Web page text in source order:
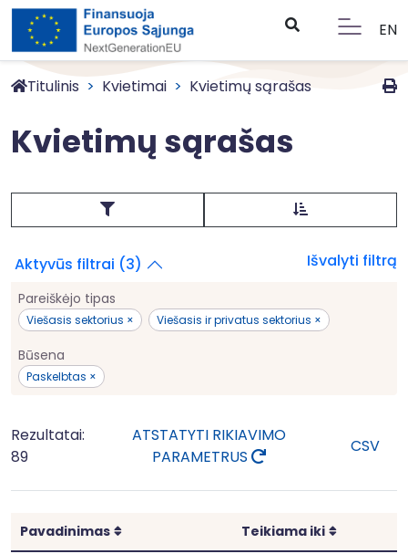
EN
Titulinis Kvietimai Kvietimų sąrašas
Kvietimų sąrašas
Aktyvūs filtrai (3) Išvalyti filtrą
Pareiškėjo tipas
Viešasis sektorius × Viešasis ir privatus sektorius ×
Būsena
Paskelbtas ×
Rezultatai:
89
ATSTATYTI RIKIAVIMO
PARAMETRUS
CSV
Pavadinimas Rikiuoti Teikiama iki Rikiuoti